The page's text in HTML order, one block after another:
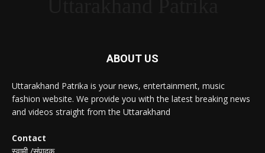
ABOUT US
Uttarakhand Patrika is your news, entertainment, music
fashion website. We provide you with the latest breaking news
and videos straight from the Uttarakhand
Contact